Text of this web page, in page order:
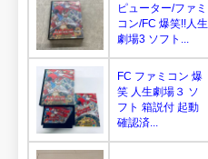
ピューター/ファミ
コン/FC 爆笑!!人生
劇場3 ソフト...
FC ファミコン 爆
笑 人生劇場３ ソ
フト 箱説付 起動
確認済...